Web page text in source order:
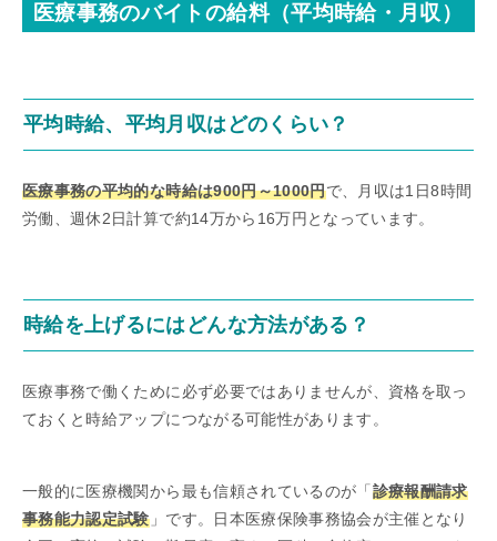
医療事務のバイトの給料（平均時給・月収）
平均時給、平均月収はどのくらい？
医療事務の平均的な時給は900円～1000円で、月収は1日8時間
労働、週休2日計算で約14万から16万円となっています。
時給を上げるにはどんな方法がある？
医療事務で働くために必ず必要ではありませんが、資格を取っ
ておくと時給アップにつながる可能性があります。
一般的に医療機関から最も信頼されているのが「 診療報酬請求
事務能力認定試験」です。日本医療保険事務協会が主催となり